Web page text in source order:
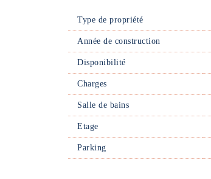
Type de propriété
Année de construction
Disponibilité
Charges
Salle de bains
Etage
Parking